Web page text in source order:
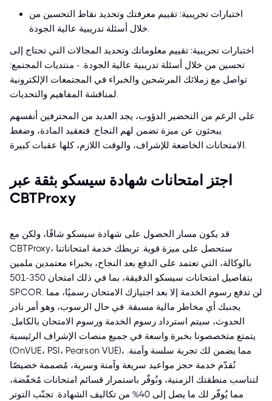
اختبارات تجريبية: تقييم معرفتك وتحديد نقاط التحسين من
خلال أسئلة تدريبية عالية الجودة.
اختبارات تجريبية: تقييم معلوماتك وتحديد المجالات التي تحتاج إلى
تحسين من خلال أسئلة تدريبية عالية الجودة. - منتديات المجتمع:
تواصل مع زملائك المرشحين والخبراء في المجتمعات الإلكترونية
لمناقشة المفاهيم والتحديات.
على الرغم من التحضير الدؤوب، يجد العديد من المحترفين أنفسهم
يبحثون عن ميزة تضمن لهم النجاح. فتعقيد المادة، وضغط
الامتحانات الخاضعة للإشراف، والوقت اللازم، كلها عقبات كبيرة.
اجتز امتحانات شهادة سيسكو بثقة عبر
CBTProxy
قد يكون مسار الحصول على شهادة سيسكو شاقًا، ولكن مع
CBTProxy، ستحصل على ميزة قوية. تربطك خدمة امتحاناتنا
بالوكالة، التي تعتمد على الدفع بعد النجاح، بخبراء معتمدين ملمين
بتفاصيل امتحانات سيسكو الدقيقة، بما في ذلك امتحان 350-501
SPCOR. لن تدفع رسوم الخدمة إلا بعد اجتيازك الامتحان رسميًا، مما
يجنبك أي مخاطر مالية مسبقة. في حال الرسوب، وهو أمر نادر
الحدوث، سيتم استرداد رسوم الخدمة ورسوم الامتحان بالكامل.
يتمتع متخصصونا بخبرة واسعة في جميع منصات الإشراف الرئيسية
(OnVUE، PSI، Pearson VUE)، مما يضمن لك تجربة سلسة وآمنة.
نُقدّم خدمة حجز مواعيد سريعة وآمنة وسرية، مُصممة خصيصًا
لتناسب منطقتك الزمنية، ونُوفّر باستمرار قسائم امتحانات مُخفّضة،
مما يُوفّر لك ما يصل إلى 40% من تكاليف الشهادة. تجنّب التوتر